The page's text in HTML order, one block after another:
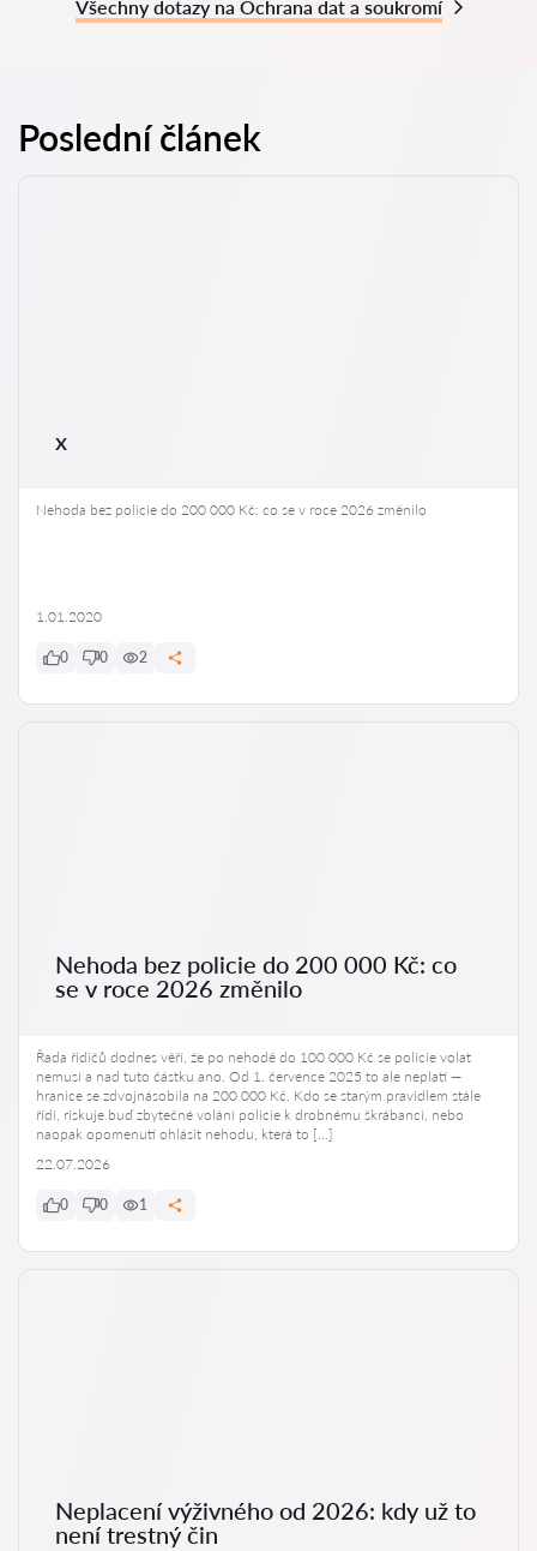
Všechny dotazy na Ochrana dat a soukromí
Poslední článek
x
Nehoda bez policie do 200 000 Kč: co se v roce 2026 změnilo
1.01.2020
0 0 2
Nehoda bez policie do 200 000 Kč: co
se v roce 2026 změnilo
Řada řidičů dodnes věří, že po nehodě do 100 000 Kč se policie volat
nemusí a nad tuto částku ano. Od 1. července 2025 to ale neplatí —
hranice se zdvojnásobila na 200 000 Kč. Kdo se starým pravidlem stále
řídí, riskuje buď zbytečné volání policie k drobnému škrábanci, nebo
naopak opomenutí ohlásit nehodu, která to […]
22.07.2026
0 0 1
Neplacení výživného od 2026: kdy už to
není trestný čin